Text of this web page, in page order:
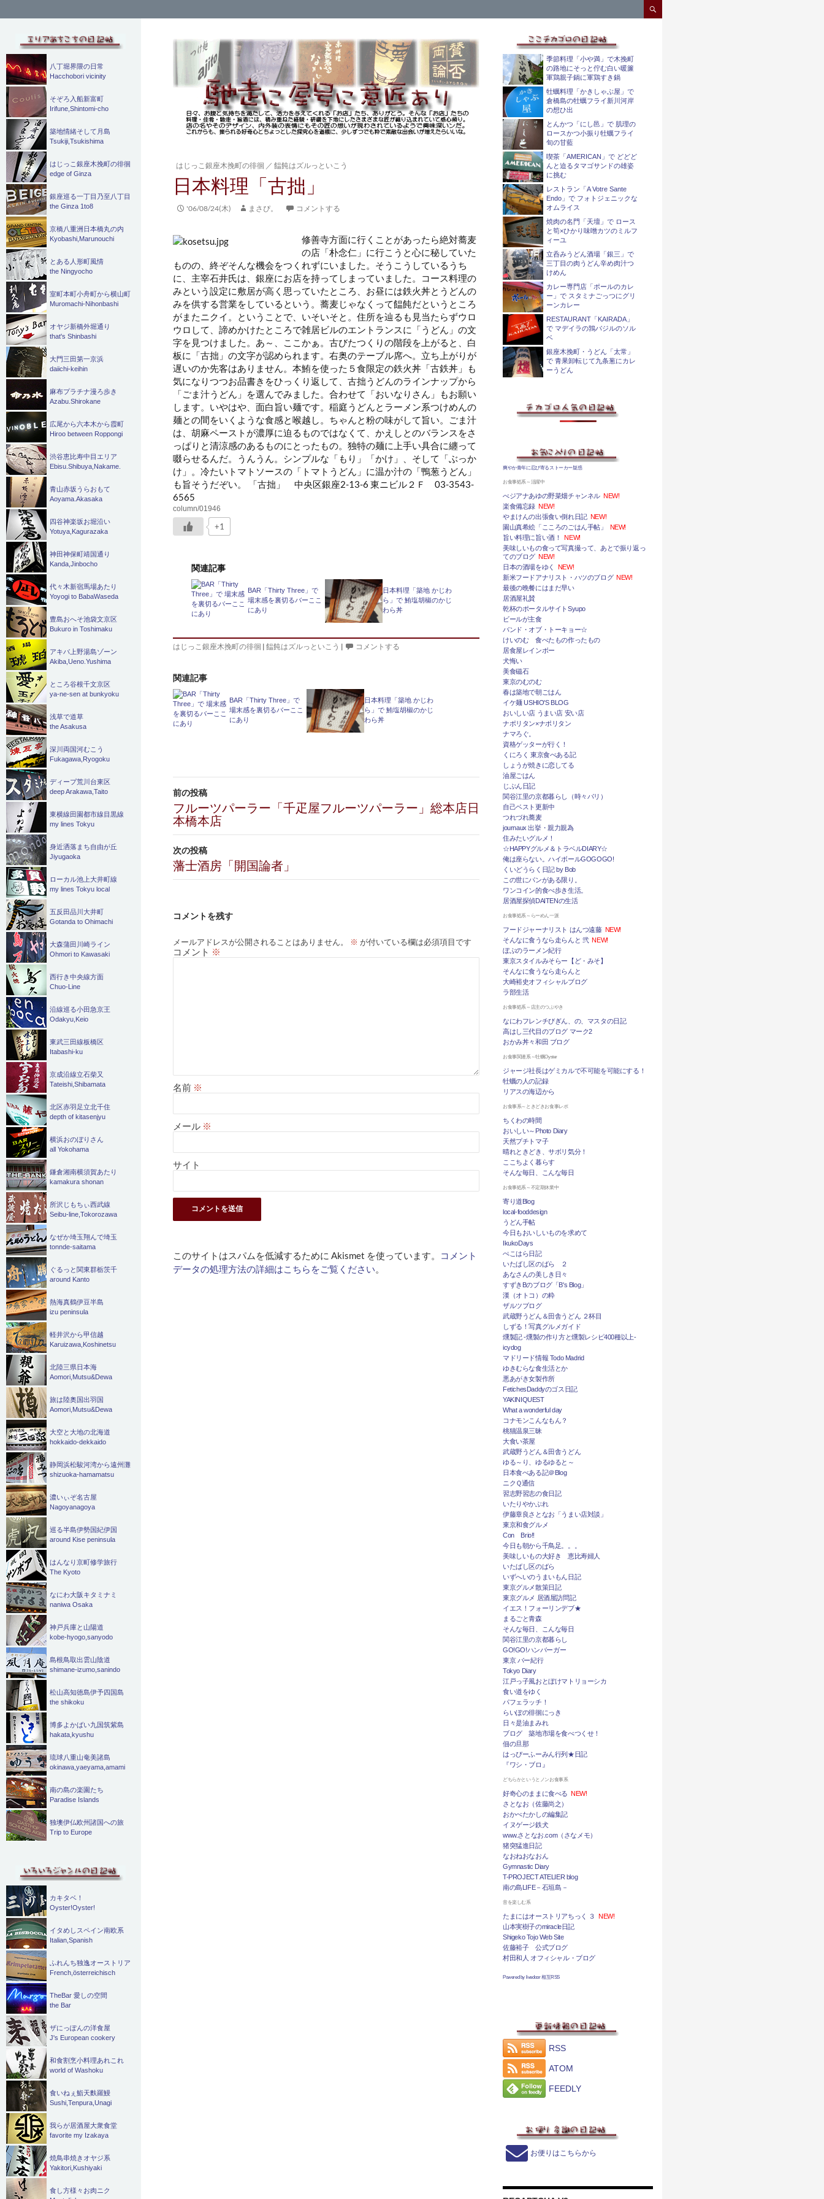
索
はじっこ銀座木挽町の徘徊 ／饂飩はズルっといこう
日本料理「古拙」
'06/08/24(木) まさぴ。 コメントする
修善寺方面に行くことがあったら絶対蕎麦
の店「朴念仁」に行こうと心に秘していた
ものの、終ぞそんな機会をつくれずにいました。そうこうしているうち
に、主宰石井氏は、銀座にお店を持ってしまっていました。コース料理の
みという設定に敷居が高く思っていたところ、お昼には鉄火丼とうどんの
みを供する営業をしているという。蕎麦じゃなくって饂飩だというところ
がまたニクイ。ということで、いそいそと。住所を辿るも見当たらずウロ
ウロして、諦めかけたところで雑居ビルのエントランスに「うどん」の文
字を見つけました。あ～、ここかぁ。古びたつくりの階段を上がると、白
板に「古拙」の文字が認められます。右奥のテーブル席へ。立ち上がりが
遅いのか先客はありません。本鮪を使った５食限定の鉄火丼「古鉄丼」も
気になりつつお品書きをひっくり返して、古拙うどんのラインナップから
「ごま汁うどん」を選んでみました。合わせて「おいなりさん」もお願い
します。いやはや、面白旨い麺です。稲庭うどんとラーメン系つけめんの
麺との間をいくような食感と喉越し。ちゃんと粉の味がして旨い。ごま汁
は、胡麻ペーストが濃厚に迫るものではなくて、かえしとのバランスをさ
っぱりと清涼感のあるものにとったもの。独特の麺に上手い具合に纏って
啜らせるんだ。うんうん。シンプルな「もり」「かけ」、そして「ぶっか
け」。冷たいトマトソースの「トマトうどん」に温か汁の「鴨葱うどん」
も旨そうだぞい。 「古拙」 中央区銀座2-13-6 東ニビル２Ｆ 03-3543-
6565
column/01946
+1
関連記事
BAR「Thirty Three」で
場末感を裏切るバーここ
にあり
日本料理「築地 かじわ
ら」で 鮪塩胡椒のかじ
わら丼
はじっこ銀座木挽町の徘徊 |饂飩はズルっといこう | コメントする
関連記事
BAR「Thirty Three」で
場末感を裏切るバーここ
にあり
日本料理「築地 かじわ
ら」で 鮪塩胡椒のかじ
わら丼
投
稿
ナ
ビ
ゲ
シ
ョ
ン
前の投稿
フルーツパーラー「千疋屋フルーツパーラー」総本店日
本橋本店
次の投稿
藩士酒房「開国論者」
コメントを残す
メールアドレスが公開されることはありません。 ※ が付いている欄は必須項目です
コメント ※
名前 ※
メール ※
サイト
このサイトはスパムを低減するために Akismet を使っています。 コメント
データの処理方法の詳細はこちらをご覧ください。
季節料理「小や満」で木挽町
の路地にそっと佇む白い暖簾
軍鶏親子鍋に軍鶏すき鍋
牡蠣料理「かきしゃぶ屋」で
倉橋島の牡蠣フライ新川河岸
の想ひ出
とんかつ「にし邑」で 肌理の
ロースかつ小振り牡蠣フライ
旬の甘藍
喫茶「AMERICAN」で どどど
んと迫るタマゴサンドの雄姿
に挑む
レストラン「A Votre Sante
Endo」で フォトジェニックな
オムライス
焼肉の名門「天壇」で ロース
と筍×ひかり味噌カツのミルフ
ィーユ
立呑みうどん酒場「銀三」で
三丁目の肉うどん辛め肉汁つ
けめん
カレー専門店「ポールのカレ
ー」で スタミナごっつにグリ
ーンカレー
RESTAURANT「KAIRADA」
で マデイラの鶉バジルのソル
ベ
銀座木挽町・うどん「太常」
で 青果卸転じて九条葱にカレ
ーうどん
爽やか青年に忍び寄るストーカー疑惑
お食事処系～活躍中
べジアナあゆの野菜畑チャンネル NEW!
楽食備忘録 NEW!
やまけんの出張食い倒れ日記 NEW!
園山真希絵「こころのごはん手帖」
NEW!
旨い料理に旨い酒！
NEW!
美味しいもの食って写真撮って、あとで振り返っ
てのブログ NEW!
日本の酒場をゆく
NEW!
新米フードアナリスト・ハツのブログ NEW!
最後の晩餐にはまだ早い
居酒屋礼賛
乾杯のポータルサイトSyupo
ビールが主食
バンド・オブ・トーキョー☆
けいのむ 食べたもの作ったもの
居食屋レインボー
犬悔い
美食磁石
東京のむのむ
春は築地で朝ごはん
イケ麺 USHIO'S BLOG
おいしい店 うまい店 安い店
ナポリタン×ナポリタン
ナマろぐ。
資格ゲッターが行く！
くにろく 東京食べある記
しょうが焼きに恋してる
油屋ごはん
じぶん日記
関谷江里の京都暮らし（時々パリ）
自己ベスト更新中
つれづれ蕎麦
journaux 出挙・親力親為
住みたいグルメ！
☆HAPPYグルメ＆トラベルDIARY☆
俺は座らない。ハイボールGOGOGO!
くいどうらく日記 by Bob
この世にパンがある限り。
ワンコイン的食べ歩き生活。
居酒屋探偵DAITENの生活
お食事処系～らーめん一派
フードジャーナリスト はんつ遠藤 NEW!
そんなに食うなら走らんと 弐 NEW!
ぼぶのラーメン紀行
東京スタイルみそらー【ど・みそ】
そんなに食うなら走らんと
大崎裕史オフィシャルブログ
ラ部生活
お食事処系～店主のつぶやき
なにわフレンチびぎん、の、マスタの日記
高はし三代目のブログ マーク2
おかみ丼々和田 ブログ
お食事関連系～牡蠣Oyster
ジャージ社長はゲミカルで不可能を可能にする！
牡蠣の人の記録
リアスの海辺から
お食事系～ときどきお食事レポ
ちくわの時間
おいしい～Photo Diary
天然プチトマ子
晴れときどき、サボリ気分！
ここちよく暮らす
そんな毎日、こんな毎日
お食事処系～不定期休業中
寄り道Blog
local-fooddesign
うどん手帖
今日もおいしいものを求めて
IkukoDays
ぺこはら日記
いたばし区のばら ２
あなさんの美しき日々
すずきBのブログ「B's Blog」
漢（オトコ）の粋
ザルツブログ
武蔵野うどん＆田舎うどん ２杯目
しずる！写真グルメガイド
燻製記 -燻製の作り方と燻製レシピ400種以上-
icydog
マドリード情報 Todo Madrid
ゆきむらな食生活とか
悪あがき女製作所
FetichesDaddyのゴス日記
YAKINIQUEST
What a wonderful day
コナモンこんなもん？
桃猫温泉三昧
大食い茶屋
武蔵野うどん＆田舎うどん
ゆる～り、ゆるゆると～
日本食べある記＠Blog
ニクＱ通信
習志野習志の食日記
いたりやかぶれ
伊藤章良さとなお「うまい店対談」
東京和食グルメ
Con Brio!!
今日も朝から千鳥足。。。
美味しいもの大好き 恵比寿婦人
いたばし区のばら
いずへいのうまいもん日記
東京グルメ散策日記
東京グルメ 居酒屋訪問記
イエス！フォーリンデブ★
まるごと青森
そんな毎日、こんな毎日
関谷江里の京都暮らし
GO!GO!ハンバーガー
東京 バー紀行
Tokyo Diary
江戸っ子風おとぼけマトリョーシカ
食い道をゆく
パフェラッチ！
らいぽの徘徊にっき
日々是油まみれ
ブログ 築地市場を食べつくせ！
佃の旦那
はっぴーふーみん行列★日記
『ワシ・ブロ』
どちらかというとノンお食事系
好奇心のままに食べる NEW!
さとなお（佐藤尚之）
おかべたかしの編集記
イヌゲージ鉄犬
www.さとなお.com（さなメモ）
猪突猛進日記
なおねおなおん
Gymnastic Diary
T-PROJECT ATELIER blog
南の島LIFE－石垣島－
音を楽しむ系
たまにはオーストリアちっく ３ NEW!
山本実樹子のmiracle日記
Shigeko Tojo Web Site
佐藤裕子 公式ブログ
村田和人 オフィシャル・ブログ
Powered by livedoor 相互RSS
RSS
ATOM
FEEDLY
お便りはこちらから
八丁堀界隈の日常
Hacchobori vicinity
そぞろ入船新富町
Irifune,Shintomi-cho
築地情緒そして月島
Tsukiji,Tsukishima
はじっこ銀座木挽町の徘徊
edge of Ginza
銀座巡る一丁目乃至八丁目
the Ginza 1to8
京橋八重洲日本橋丸の内
Kyobashi,Marunouchi
とある人形町風情
the Ningyocho
室町本町小舟町から横山町
Muromachi-Nihonbashi
オヤジ新橋外堀通り
that's Shinbashi
大門三田第一京浜
daiichi-keihin
麻布プラチナ漫ろ歩き
Azabu.Shirokane
広尾から六本木から霞町
Hiroo between Roppongi
渋谷恵比寿中目エリア
Ebisu.Shibuya,Nakame.
青山赤坂うらおもて
Aoyama.Akasaka
四谷神楽坂お堀沿い
Yotuya,Kagurazaka
神田神保町靖国通り
Kanda,Jinbocho
代々木新宿馬場あたり
Yoyogi to BabaWaseda
豊島おへそ池袋文京区
Bukuro in Toshimaku
アキバ上野湯島ゾーン
Akiba,Ueno.Yushima
ところ谷根千文京区
ya-ne-sen at bunkyoku
浅草で道草
the Asakusa
深川両国河むこう
Fukagawa,Ryogoku
ディープ荒川台東区
deep Arakawa,Taito
東横線田園都市線目黒線
my lines Tokyu
身近洒落まち自由が丘
Jiyugaoka
ローカル池上大井町線
my lines Tokyu local
五反田品川大井町
Gotanda to Ohimachi
大森蒲田川崎ライン
Ohmori to Kawasaki
西行き中央線方面
Chuo-Line
沿線巡る小田急京王
Odakyu,Keio
東武三田線板橋区
Itabashi-ku
京成沿線立石柴又
Tateishi,Shibamata
北区赤羽足立北千住
depth of kitasenjyu
横浜おのぼりさん
all Yokohama
鎌倉湘南横須賀あたり
kamakura shonan
所沢じもちぃ西武線
Seibu-line,Tokorozawa
なぜか埼玉翔んで埼玉
tonnde-saitama
ぐるっと関東群栃茨千
around Kanto
熱海真鶴伊豆半島
izu peninsula
軽井沢から甲信越
Karuizawa,Koshinetsu
北陸三県日本海
Aomori,Mutsu&Dewa
旅は陸奥国出羽国
Aomori,Mutsu&Dewa
大空と大地の北海道
hokkaido-dekkaido
静岡浜松駿河湾から遠州灘
shizuoka-hamamatsu
濃いぃぞ名古屋
Nagoyanagoya
巡る半島伊勢国紀伊国
around Kise peninsula
はんなり京町修学旅行
The Kyoto
なにわ大阪キタミナミ
naniwa Osaka
神戸兵庫と山陽道
kobe-hyogo,sanyodo
島根鳥取出雲山陰道
shimane-izumo,sanindo
松山高知徳島伊予四国島
the shikoku
博多よかばい九国筑紫島
hakata,kyushu
琉球八重山奄美諸島
okinawa,yaeyama,amami
南の島の楽園たち
Paradise Islands
独墺伊仏欧州諸国への旅
Trip to Europe
カキタベ！
Oyster!Oyster!
イタめしスペイン南欧系
Italian,Spanish
ふれんち独逸オーストリア
French,österreichisch
TheBar 愛しの空間
the Bar
ザにっぽんの洋食屋
J's European cookery
和食割烹小料理あれこれ
world of Washoku
食いねぇ鮨天麩羅鰻
Sushi,Tenpura,Unagi
我らが居酒屋大衆食堂
favorite my Izakaya
焼鳥串焼きオヤジ系
Yakitori,Kushiyaki
食し方様々お肉ニク